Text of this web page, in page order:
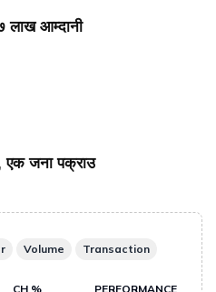
लाख आम्दानी
एक जना पक्राउ